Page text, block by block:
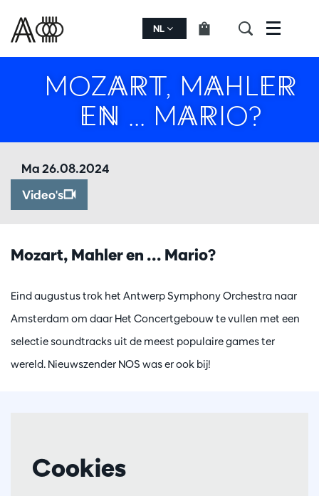
NL Menu
MOZART, MAHLER
EN ... MARIO?
Video's
Ma 26.08.2024
Mozart, Mahler en ... Mario?
Eind augustus trok het Antwerp Symphony Orchestra naar
Amsterdam om daar Het Concertgebouw te vullen met een
selectie soundtracks uit de meest populaire games ter
wereld. Nieuwszender NOS was er ook bij!
Cookies